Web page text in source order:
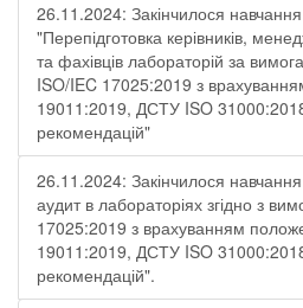
26.11.2024: Закінчилося
"Перепідготовка керівників,
та фахівців лабораторій за
ISO/IEC 17025:2019 з
19011:2019, ДСТУ ISO
рекомендацій"
26.11.2024: Закінчилося
аудит в лабораторіях згідно з
17025:2019 з врахуванням
19011:2019, ДСТУ ISO
рекомендацій".